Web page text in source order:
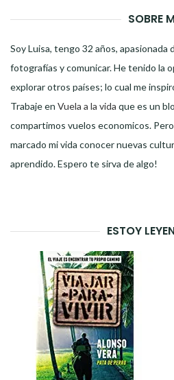
SOBRE
Soy Luisa, tengo 32 años, apasionada
fotografías y comunicar. He tenido la
explorar otros países; lo cual me
Trabaje en Vuela a la vida que es un
compartimos vuelos economicos.
marcado mi vida conocer nuevas
aprendido. Espero te sirva de algo!
ESTOY